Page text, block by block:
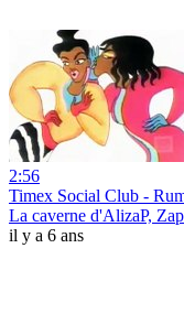
2:56
Timex Social Club -
La caverne d'AlizaP,
il y a 6 ans